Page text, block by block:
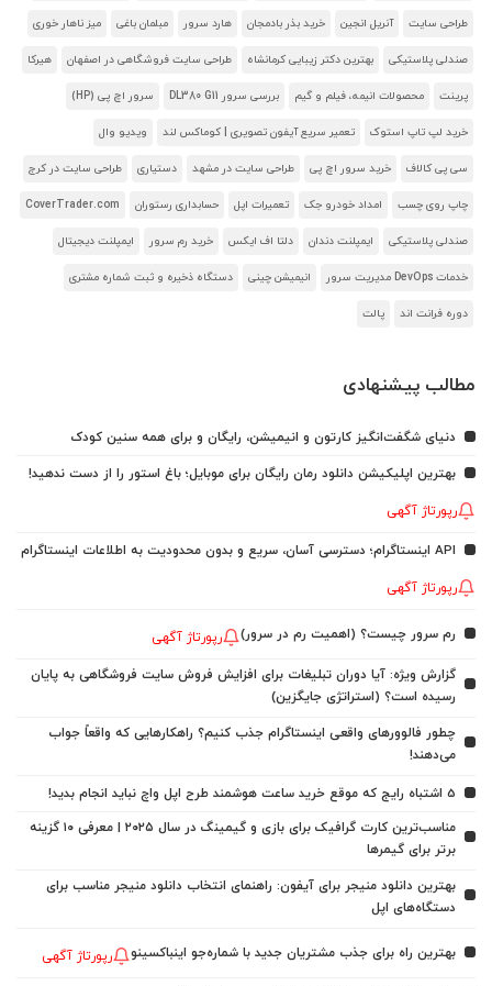
طراحی سایت آنریل انجین خرید بذر بادمجان هارد سرور مبلمان باغی میز ناهار خوری
صندلی پلاستیکی بهترین دکتر زیبایی کرمانشاه طراحی سایت فروشگاهی در اصفهان هیرکا
پرینت محصولات انیمه، فیلم و گیم بررسی سرور DL380 G11 سرور اچ پی (HP)
خرید لپ تاپ استوک تعمیر سریع آیفون تصویری | کوماکس لند ویدیو وال
سی پی کالاف خرید سرور اچ پی طراحی سایت در مشهد دستیاری طراحی سایت در کرج
چاپ روی چسب امداد خودرو جک تعمیرات اپل حسابداری رستوران CoverTrader.com
صندلی پلاستیکی ایمپلنت دندان دلتا اف ایکس خرید رم سرور ایمپلنت دیجیتال
خدمات DevOps مدیریت سرور انیمیشن چینی دستگاه ذخیره و ثبت شماره مشتری
دوره فرانت اند پالت
مطالب پیشنهادی
دنیای شگفت‌انگیز کارتون و انیمیشن، رایگان و برای همه سنین کودک
بهترین اپلیکیشن دانلود رمان رایگان برای موبایل؛ باغ استور را از دست ندهید!
رپورتاژ آگهی
API اینستاگرام؛ دسترسی آسان، سریع و بدون محدودیت به اطلاعات اینستاگرام
رپورتاژ آگهی
رم سرور چیست؟ (اهمیت رم در سرور) رپورتاژ آگهی
گزارش ویژه: آیا دوران تبلیغات برای افزایش فروش سایت فروشگاهی به پایان
رسیده است؟ (استراتژی جایگزین)
چطور فالوورهای واقعی اینستاگرام جذب کنیم؟ راهکارهایی که واقعاً جواب
می‌دهند!
5 اشتباه رایج که موقع خرید ساعت هوشمند طرح اپل واچ نباید انجام بدید!
مناسب‌ترین کارت گرافیک برای بازی و گیمینگ در سال ۲۰۲۵ | معرفی ۱۰ گزینه
برتر برای گیمرها
بهترین دانلود منیجر برای آیفون: راهنمای انتخاب دانلود منیجر مناسب برای
دستگاه‌های اپل
بهترین راه برای جذب مشتریان جدید با شماره‌جو اینباکسینو رپورتاژ آگهی